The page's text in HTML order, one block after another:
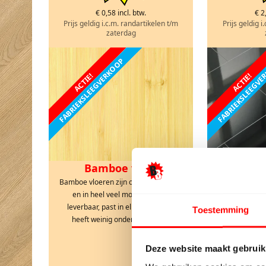
Toestemming
Deze website maakt
€ 0,58 incl. btw.
Prijs geldig i.c.m. randartikelen t/m
zaterdag
€
Prijs geldig
ACTIE!
FABRIEKSLEEGVERKOOP
Bamboe vloer
Bamboe vloeren zijn onverwoestbaar
en in heel veel mooie kleuren
leverbaar, past in elk interieur en
heeft weinig onderhoud nodig
ACTIE!
Hoogglans
bestellen van
Ideaal in